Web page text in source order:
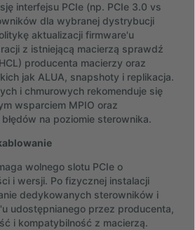
interfejsu PCIe (np. PCIe 3.0 vs
dla wybranej dystrybucji
aktualizacji firmware'u
z istniejącą macierzą sprawdź
producenta macierzy oraz
jak ALUA, snapshoty i replikacja.
i chmurowych rekomenduje się
wsparciem MPIO oraz
na poziomie sterownika.
wolnego slotu PCIe o
i wersji. Po fizycznej instalacji
dedykowanych sterowników i
udostępnianego przez producenta,
i kompatybilność z macierzą.